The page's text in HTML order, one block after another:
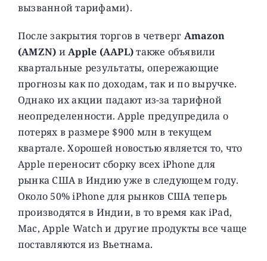
вызванной тарифами).
После закрытия торгов в четверг Amazon
(AMZN) иApple (AAPL)также объявили
квартальные результаты, опережающие
прогнозы как по доходам, так и по выручке.
Однако их акции падают из-за тарифной
неопределенности. Apple предупредила о
потерях в размере $900 млн в текущем
квартале. Хорошей новостью является то, что
Apple переносит сборку всех iPhone для
рынка США в Индию уже в следующем году.
Около 50% iPhone для рынков США теперь
производятся в Индии, в то время как iPad,
Mac, Apple Watch и другие продукты все чаще
поставляются из Вьетнама.